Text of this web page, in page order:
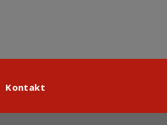
Kontakt